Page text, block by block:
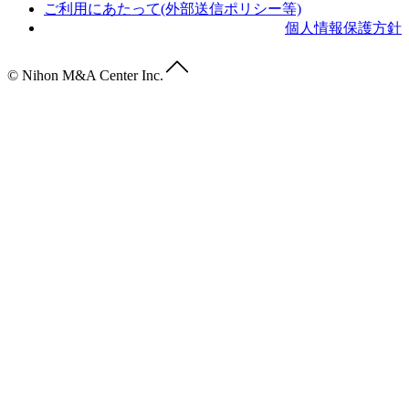
ご利用にあたって(外部送信ポリシー等)
個人情報保護方針
© Nihon M&A Center Inc.